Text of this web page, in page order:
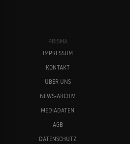
PRISMA
IMPRESSUM
KONTAKT
ÜBER UNS
NEWS-ARCHIV
MEDIADATEN
AGB
DATENSCHUTZ